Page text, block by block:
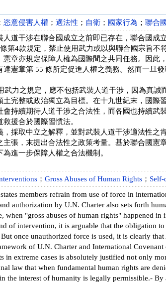
恣意侵害人權 ； 適法性 ； 自衛 ； 國家行為 ； 聯合
人道干涉在聯合國成立之前即已存在，聯合國成
第4款規定，禁止使用武力或以與聯合國宗旨不
憲章亦規定保障人權為國際間之共同任務。因此
達憲章第 55 條所定促進人權之義務。然而一旦
武力之規定，應不包括武裝人道干涉，因為真
土完整或政治獨立為目標。在十九世紀末，國際
會持續期待人道干涉之合法性，而各國也持續武
援合於國際習慣法。
，採取中立之解釋，並對武裝人道干涉適法性之
主張，末提出合法性之政策考量。基於聯合國憲
進一步保障人權之合法機制。
； Gross Abuses of Human Rights ； Self-
members refrain from use of force in
authorization by U.N. Charter also sets forth
when "gross abuses of human rights" happened
of intervention, it is arguable that the obligation
once unauthorized force is used, it is clearly
of U.N. Charter and International
in extreme cases is absolutely justified not only
law that when fundamental human rights are
the interest of humanity is legally permissible.-